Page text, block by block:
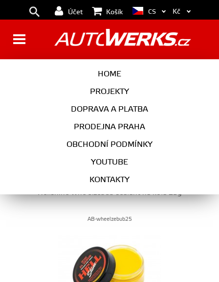
Účet Košík
HOME
PROJEKTY
DOPRAVA A PLATBA
PRODEJNA PRAHA
OBCHODNÍ PODMÍNKY
YOUTUBE
KONTAKTY
CS Kč
VOSKY, SEALANTY
AUTOKOSMETIKA
Hellshine Whe'elzebub sealant na kola 25g
AB-wheelzebub25